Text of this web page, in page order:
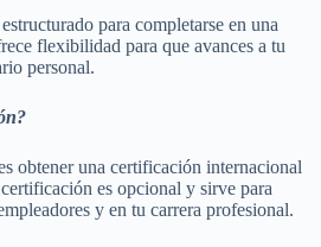
para completarse en una
flexibilidad para que avances a tu
personal.
obtener una certificación internacional
es opcional y sirve para
y en tu carrera profesional.